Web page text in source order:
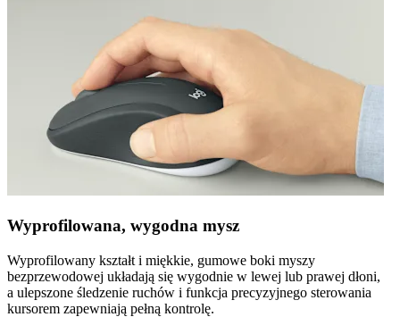
Wyprofilowana, wygodna mysz
Wyprofilowany kształt i miękkie, gumowe boki myszy
bezprzewodowej układają się wygodnie w lewej lub prawej dłoni,
a ulepszone śledzenie ruchów i funkcja precyzyjnego sterowania
kursorem zapewniają pełną kontrolę.